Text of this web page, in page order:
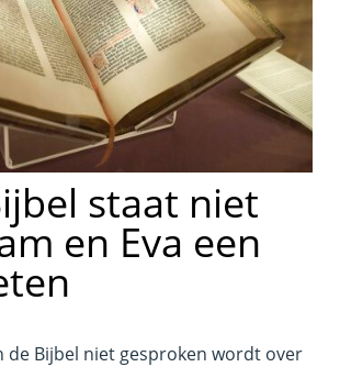
staat niet
en Eva een
de Bijbel niet gesproken wordt over